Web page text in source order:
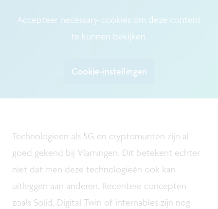
Accepteer necessary-cookies om deze content
te kunnen bekijken.
Cookie-instellingen
Technologieën als 5G en cryptomunten zijn al
goed gekend bij Vlamingen. Dit betekent echter
niet dat men deze technologieën ook kan
uitleggen aan anderen. Recentere concepten
zoals Solid, Digital Twin of internables zijn nog